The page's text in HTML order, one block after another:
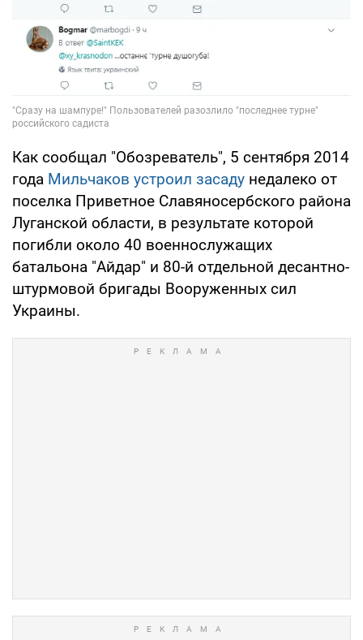
Как сообщал "Обозреватель", 5 сентября 2014
года Мильчаков устроил засаду недалеко от
поселка Приветное Славяносербского района
Луганской области, в результате которой
погибли около 40 военнослужащих
батальона "Айдар" и 80-й отдельной десантно-
штурмовой бригады Вооруженных сил
Украины.